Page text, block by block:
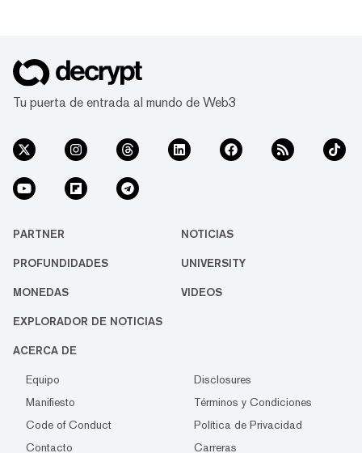
Tu puerta de entrada al mundo de Web3
PARTNER NOTICIAS
PROFUNDIDADES UNIVERSITY
MONEDAS VIDEOS
EXPLORADOR DE NOTICIAS
ACERCA DE
Equipo
Disclosures
Manifiesto
Términos y Condiciones
Code of Conduct
Política de Privacidad
Contacto
Carreras